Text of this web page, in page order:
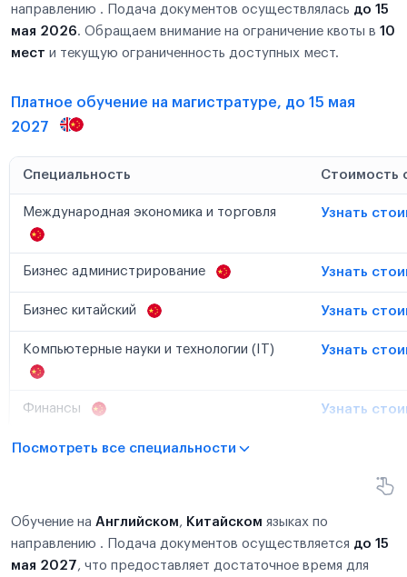
направлению . Подача документов осуществлялась до 15
мая 2026. Обращаем внимание на ограничение квоты в 10
мест и текущую ограниченность доступных мест.
Платное обучение на магистратуре, до 15 мая
2027
Специальность Стоимость
Международная экономика и торговля Узнать
Бизнес администрирование Узнать
Бизнес китайский Узнать
Компьютерные науки и технологии (IT) Узнать
Финансы Узнать
Посмотреть все специальности
Обучение на Английском, Китайском языках по
направлению . Подача документов осуществляется до 15
мая 2027, что предоставляет достаточное время для